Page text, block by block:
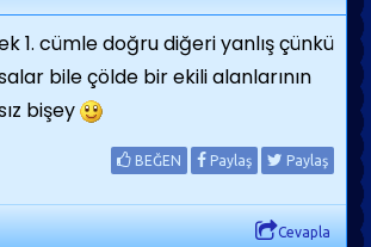
1. cümle doğru diğeri yanlış çünkü
bile çölde bir ekili alanlarının
bişey
BEĞEN Paylaş Paylaş
Cevapla